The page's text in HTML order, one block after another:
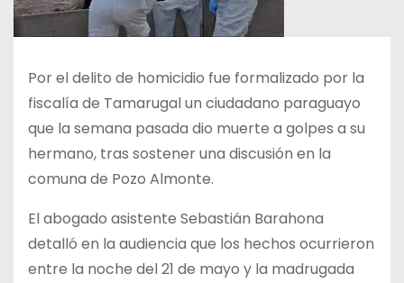
Por el delito de homicidio fue formalizado por la
fiscalía de Tamarugal un ciudadano paraguayo
que la semana pasada dio muerte a golpes a su
hermano, tras sostener una discusión en la
comuna de Pozo Almonte.
El abogado asistente Sebastián Barahona
detalló en la audiencia que los hechos ocurrieron
entre la noche del 21 de mayo y la madrugada